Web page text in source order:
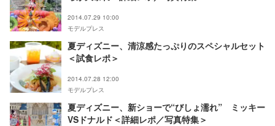
2014.07.29 10:00
モデルプレス
夏ディズニー、清涼感たっぷりのスペシャルセット
＜試食レポ＞
2014.07.28 12:00
モデルプレス
夏ディズニー、新ショーで“びしょ濡れ” ミッキー
VSドナルド＜詳細レポ／写真特集＞